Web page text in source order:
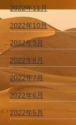
2022年11月
2022年10月
2022年9月
2022年8月
2022年7月
2022年6月
2022年5月